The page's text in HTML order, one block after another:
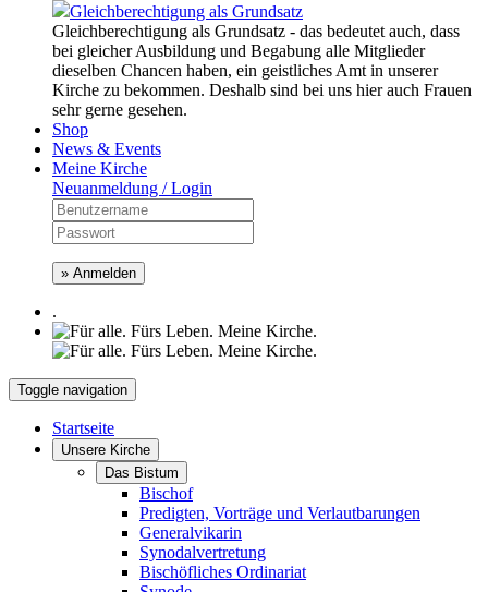
Gleichberechtigung als Grundsatz
Gleichberechtigung als Grundsatz - das bedeutet auch, dass
bei gleicher Ausbildung und Begabung alle Mitglieder
dieselben Chancen haben, ein geistliches Amt in unserer
Kirche zu bekommen. Deshalb sind bei uns hier auch Frauen
sehr gerne gesehen.
Shop
News & Events
Meine Kirche
Neuanmeldung / Login
» Anmelden
.
Toggle navigation
Startseite
Unsere Kirche
Das Bistum
Bischof
Predigten, Vorträge und Verlautbarungen
Generalvikarin
Synodalvertretung
Bischöfliches Ordinariat